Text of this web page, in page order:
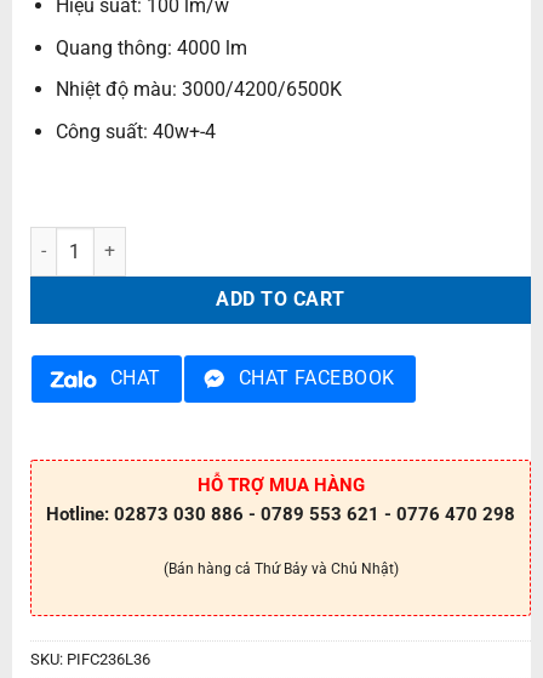
Hiệu suất: 100 lm/w
Quang thông: 4000 lm
Nhiệt độ màu: 3000/4200/6500K
Công suất: 40w+-4
Bộ đèn có vòm phản quang PIFC236L36 quantity
ADD TO CART
CHAT CHAT FACEBOOK
HỖ TRỢ MUA HÀNG
Hotline: 02873 030 886 - 0789 553 621 - 0776 470 298
(Bán hàng cả Thứ Bảy và Chủ Nhật)
SKU: PIFC236L36